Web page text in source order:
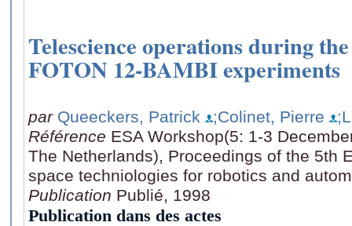
Telescience operations during
FOTON 12-BAMBI experiments
par Queeckers, Patrick ;Colinet, Pierre
Référence ESA Workshop(5: 1-3
The Netherlands), Proceedings of the 5th
space techniologies for robotics and
Publication Publié, 1998
Publication dans des actes